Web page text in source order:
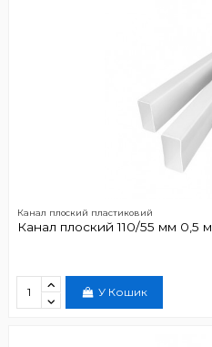
Канал плоский пластиковий
Канал плоский 110/55 мм 0,5 м
У Кошик